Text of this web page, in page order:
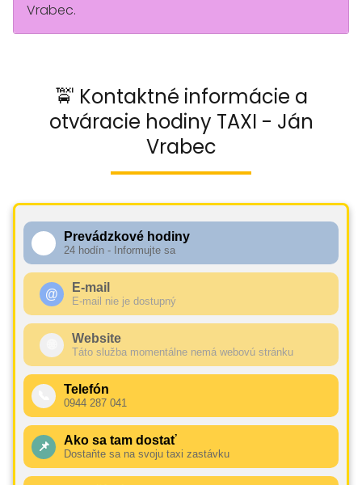
Vrabec.
🚖 Kontaktné informácie a
otváracie hodiny TAXI - Ján
Vrabec
Prevádzkové hodiny
24 hodín - Informujte sa
@ E-mail
E-mail nie je dostupný
Website
Táto služba momentálne nemá webovú stránku
Telefón
0944 287 041
📌 Ako sa tam dostať
Dostaňte sa na svoju taxi zastávku